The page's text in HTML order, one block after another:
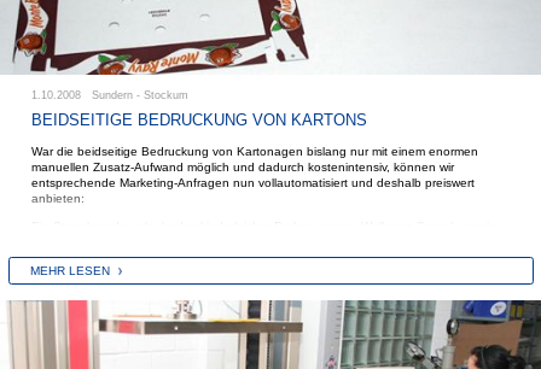
1.10.2008 Sundern - Stockum
BEIDSEITIGE BEDRUCKUNG VON KARTONS
War die beidseitige Bedruckung von Kartonagen bislang nur mit einem enormen
manuellen Zusatz-Aufwand möglich und dadurch kostenintensiv, können wir
entsprechende Marketing-Anfragen nun vollautomatisiert und deshalb preiswert
anbieten:
MEHR LESEN